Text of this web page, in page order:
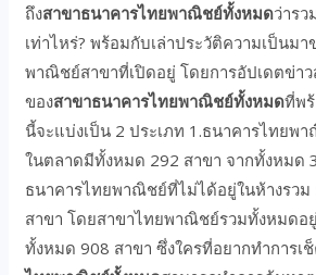
ถึงสาขาธนาคารไทยพาณิชย์ทั้งหมดว่าร
เท่าไหร่? พร้อมกับเล่าประวัติความเป็นม
พาณิชย์สาขาที่เปิดอยู่ โดยการอัปเดตข่า
ของสาขาธนาคารไทยพาณิชย์ทั้งหมดที่พ
นี้จะแบ่งเป็น 2 ประเภท 1.ธนาคารไทยพ
ในตลาดมีทั้งหมด 292 สาขา จากทั้งหมด
ธนาคารไทยพาณิชย์ที่ไม่ได้อยู่ในห้างรวม
สาขา โดยสาขาไทยพาณิชย์รวมทั้งหมดอ
ทั้งหมด 908 สาขา ซึ่งใครที่อยากทำการเ